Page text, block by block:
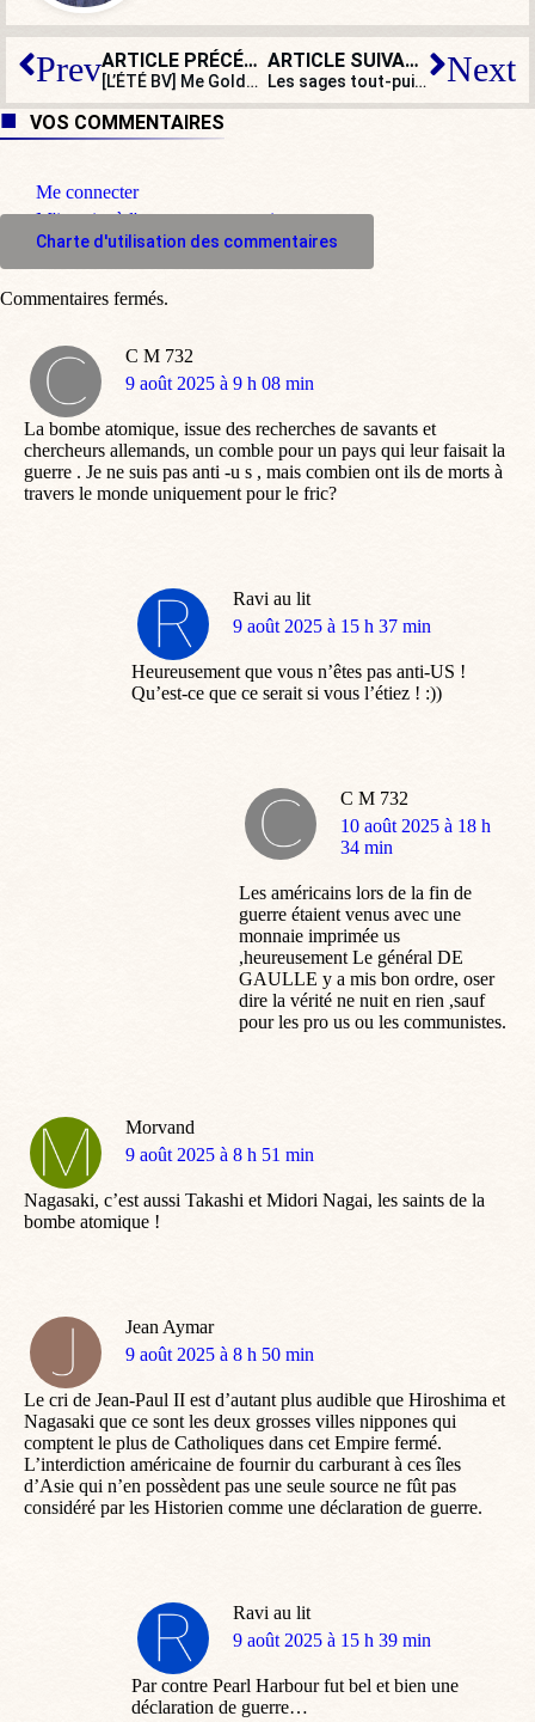
Prev ARTICLE PRÉCÉDENT
[L’ÉTÉ BV] Me Goldnadel dans les geôles wokistes : lecture jouissive assurée
ARTICLE SUIVANT
Les sages tout-puissants Next
VOS COMMENTAIRES
Me connecter
M'inscrire à l'espace commentaire
Charte d'utilisation des commentaires
C M 732
dit
9 août 2025 à 9 h 08 min
La bombe atomique, issue des recherches de savants et
chercheurs allemands, un comble pour un pays qui leur faisait la
guerre . Je ne suis pas anti -u s , mais combien ont ils de morts à
travers le monde uniquement pour le fric?
Ravi au lit
dit
9 août 2025 à 15 h 37 min
Heureusement que vous n’êtes pas anti-US !
Qu’est-ce que ce serait si vous l’étiez ! :))
C M 732
dit
:
10 août 2025 à 18 h
34 min
Les américains lors de la fin de
guerre étaient venus avec une
monnaie imprimée us
,heureusement Le général DE
GAULLE y a mis bon ordre, oser
dire la vérité ne nuit en rien ,sauf
pour les pro us ou les communistes.
Morvand
dit
9 août 2025 à 8 h 51 min
Nagasaki, c’est aussi Takashi et Midori Nagai, les saints de la
bombe atomique !
Jean Aymar
dit
9 août 2025 à 8 h 50 min
Le cri de Jean-Paul II est d’autant plus audible que Hiroshima et
Nagasaki que ce sont les deux grosses villes nippones qui
comptent le plus de Catholiques dans cet Empire fermé.
L’interdiction américaine de fournir du carburant à ces îles
d’Asie qui n’en possèdent pas une seule source ne fût pas
considéré par les Historien comme une déclaration de guerre.
Ravi au lit
dit
9 août 2025 à 15 h 39 min
Par contre Pearl Harbour fut bel et bien une
déclaration de guerre…
Commentaires fermés.